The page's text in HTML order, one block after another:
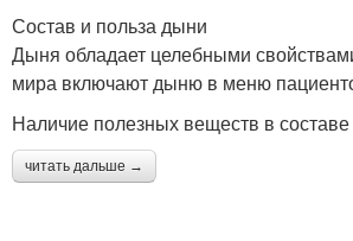
Состав и польза дыни
Дыня обладает целебными
мира включают дыню в меню
Наличие полезных веществ в
читать дальше →